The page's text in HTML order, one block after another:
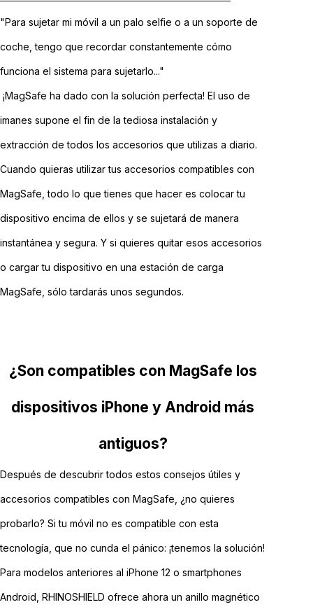
"Para sujetar mi móvil a un palo selfie o a un soporte de
coche, tengo que recordar constantemente cómo
funciona el sistema para sujetarlo..."
¡MagSafe ha dado con la solución perfecta! El uso de
imanes supone el fin de la tediosa instalación y
extracción de todos los accesorios que utilizas a diario.
Cuando quieras utilizar tus accesorios compatibles con
MagSafe, todo lo que tienes que hacer es colocar tu
dispositivo encima de ellos y se sujetará de manera
instantánea y segura. Y si quieres quitar esos accesorios
o cargar tu dispositivo en una estación de carga
MagSafe, sólo tardarás unos segundos.
¿Son compatibles con MagSafe los
dispositivos iPhone y Android más
antiguos?
Después de descubrir todos estos consejos útiles y
accesorios compatibles con MagSafe, ¿no quieres
probarlo? Si tu móvil no es compatible con esta
tecnología, que no cunda el pánico: ¡tenemos la solución!
Para modelos anteriores al iPhone 12 o smartphones
Android, RHINOSHIELD ofrece ahora un anillo magnético